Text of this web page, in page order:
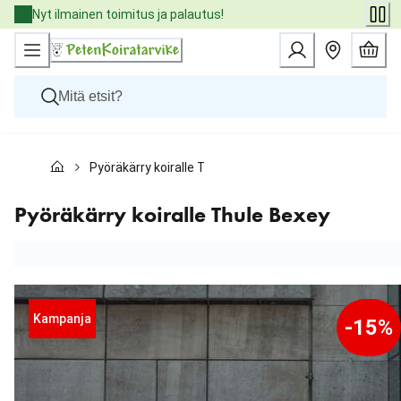
Skip
to
Content
Nyt ilmainen toimitus ja palautus!
Kissat
Eläinlääkäriruoat
Tuotemerkit
Pyöräkärry koiralle Thule Bexey
Pyöräkärry koiralle Thule Bexey
Kampanja -15%